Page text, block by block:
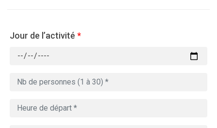
Jour de l’activité *